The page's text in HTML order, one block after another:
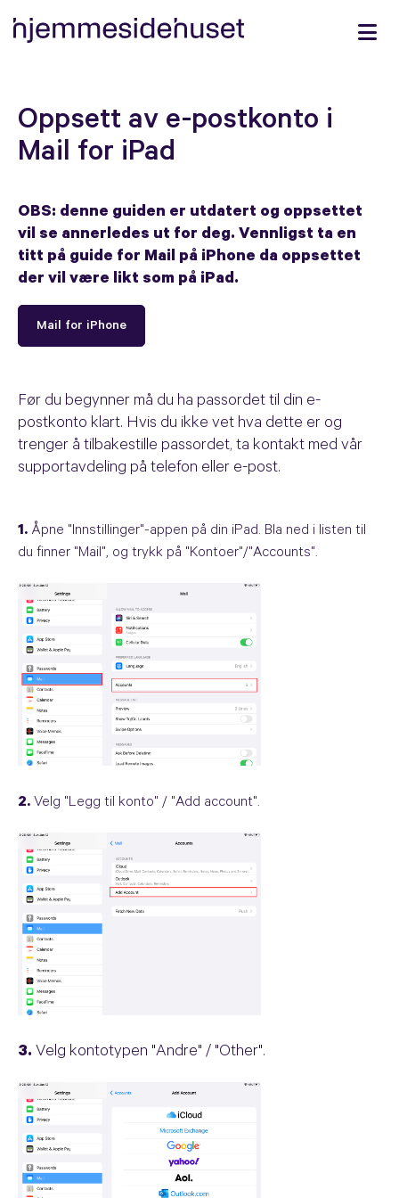
Oppsett av e-postkonto i
Mail for iPad
OBS: denne guiden er utdatert og oppsettet
vil se annerledes ut for deg. Vennligst ta en
titt på guide for Mail på iPhone da oppsettet
der vil være likt som på iPad.
Mail for iPhone
Før du begynner må du ha passordet til din e-
postkonto klart. Hvis du ikke vet hva dette er og
trenger å tilbakestille passordet, ta kontakt med vår
supportavdeling på telefon eller e-post.
1. Åpne "Innstillinger"-appen på din iPad. Bla ned i listen til
du finner "Mail", og trykk på "Kontoer"/"Accounts".
2. Velg "Legg til konto" / "Add account".
3. Velg kontotypen "Andre" / "Other".